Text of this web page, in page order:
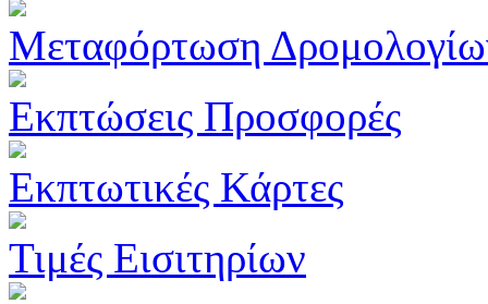
Μεταφόρτωση
Εκπτώσεις Προσφορές
Εκπτωτικές Κάρτες
Τιμές Εισιτηρίων